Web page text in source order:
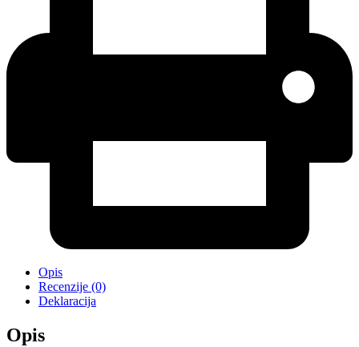
Opis
Recenzije (0)
Deklaracija
Opis